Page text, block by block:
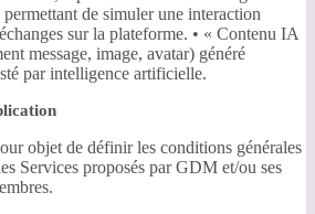
de simuler une interaction
sur la plateforme. • « Contenu IA
message, image, avatar) généré
par intelligence artificielle.
objet de définir les conditions générales
Services proposés par GDM et/ou ses